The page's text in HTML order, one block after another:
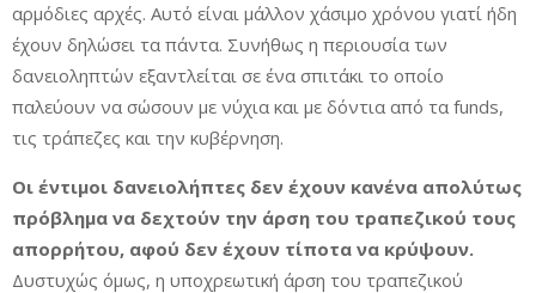
αρμόδιες αρχές. Αυτό είναι μάλλον χάσιμο χρόνου γιατί ήδη
έχουν δηλώσει τα πάντα. Συνήθως η περιουσία των
δανειοληπτών εξαντλείται σε ένα σπιτάκι το οποίο
παλεύουν να σώσουν με νύχια και με δόντια από τα funds,
τις τράπεζες και την κυβέρνηση.
Οι έντιμοι δανειολήπτες δεν έχουν κανένα απολύτως
πρόβλημα να δεχτούν την άρση του τραπεζικού τους
απορρήτου, αφού δεν έχουν τίποτα να κρύψουν.
Δυστυχώς όμως, η υποχρεωτική άρση του τραπεζικού